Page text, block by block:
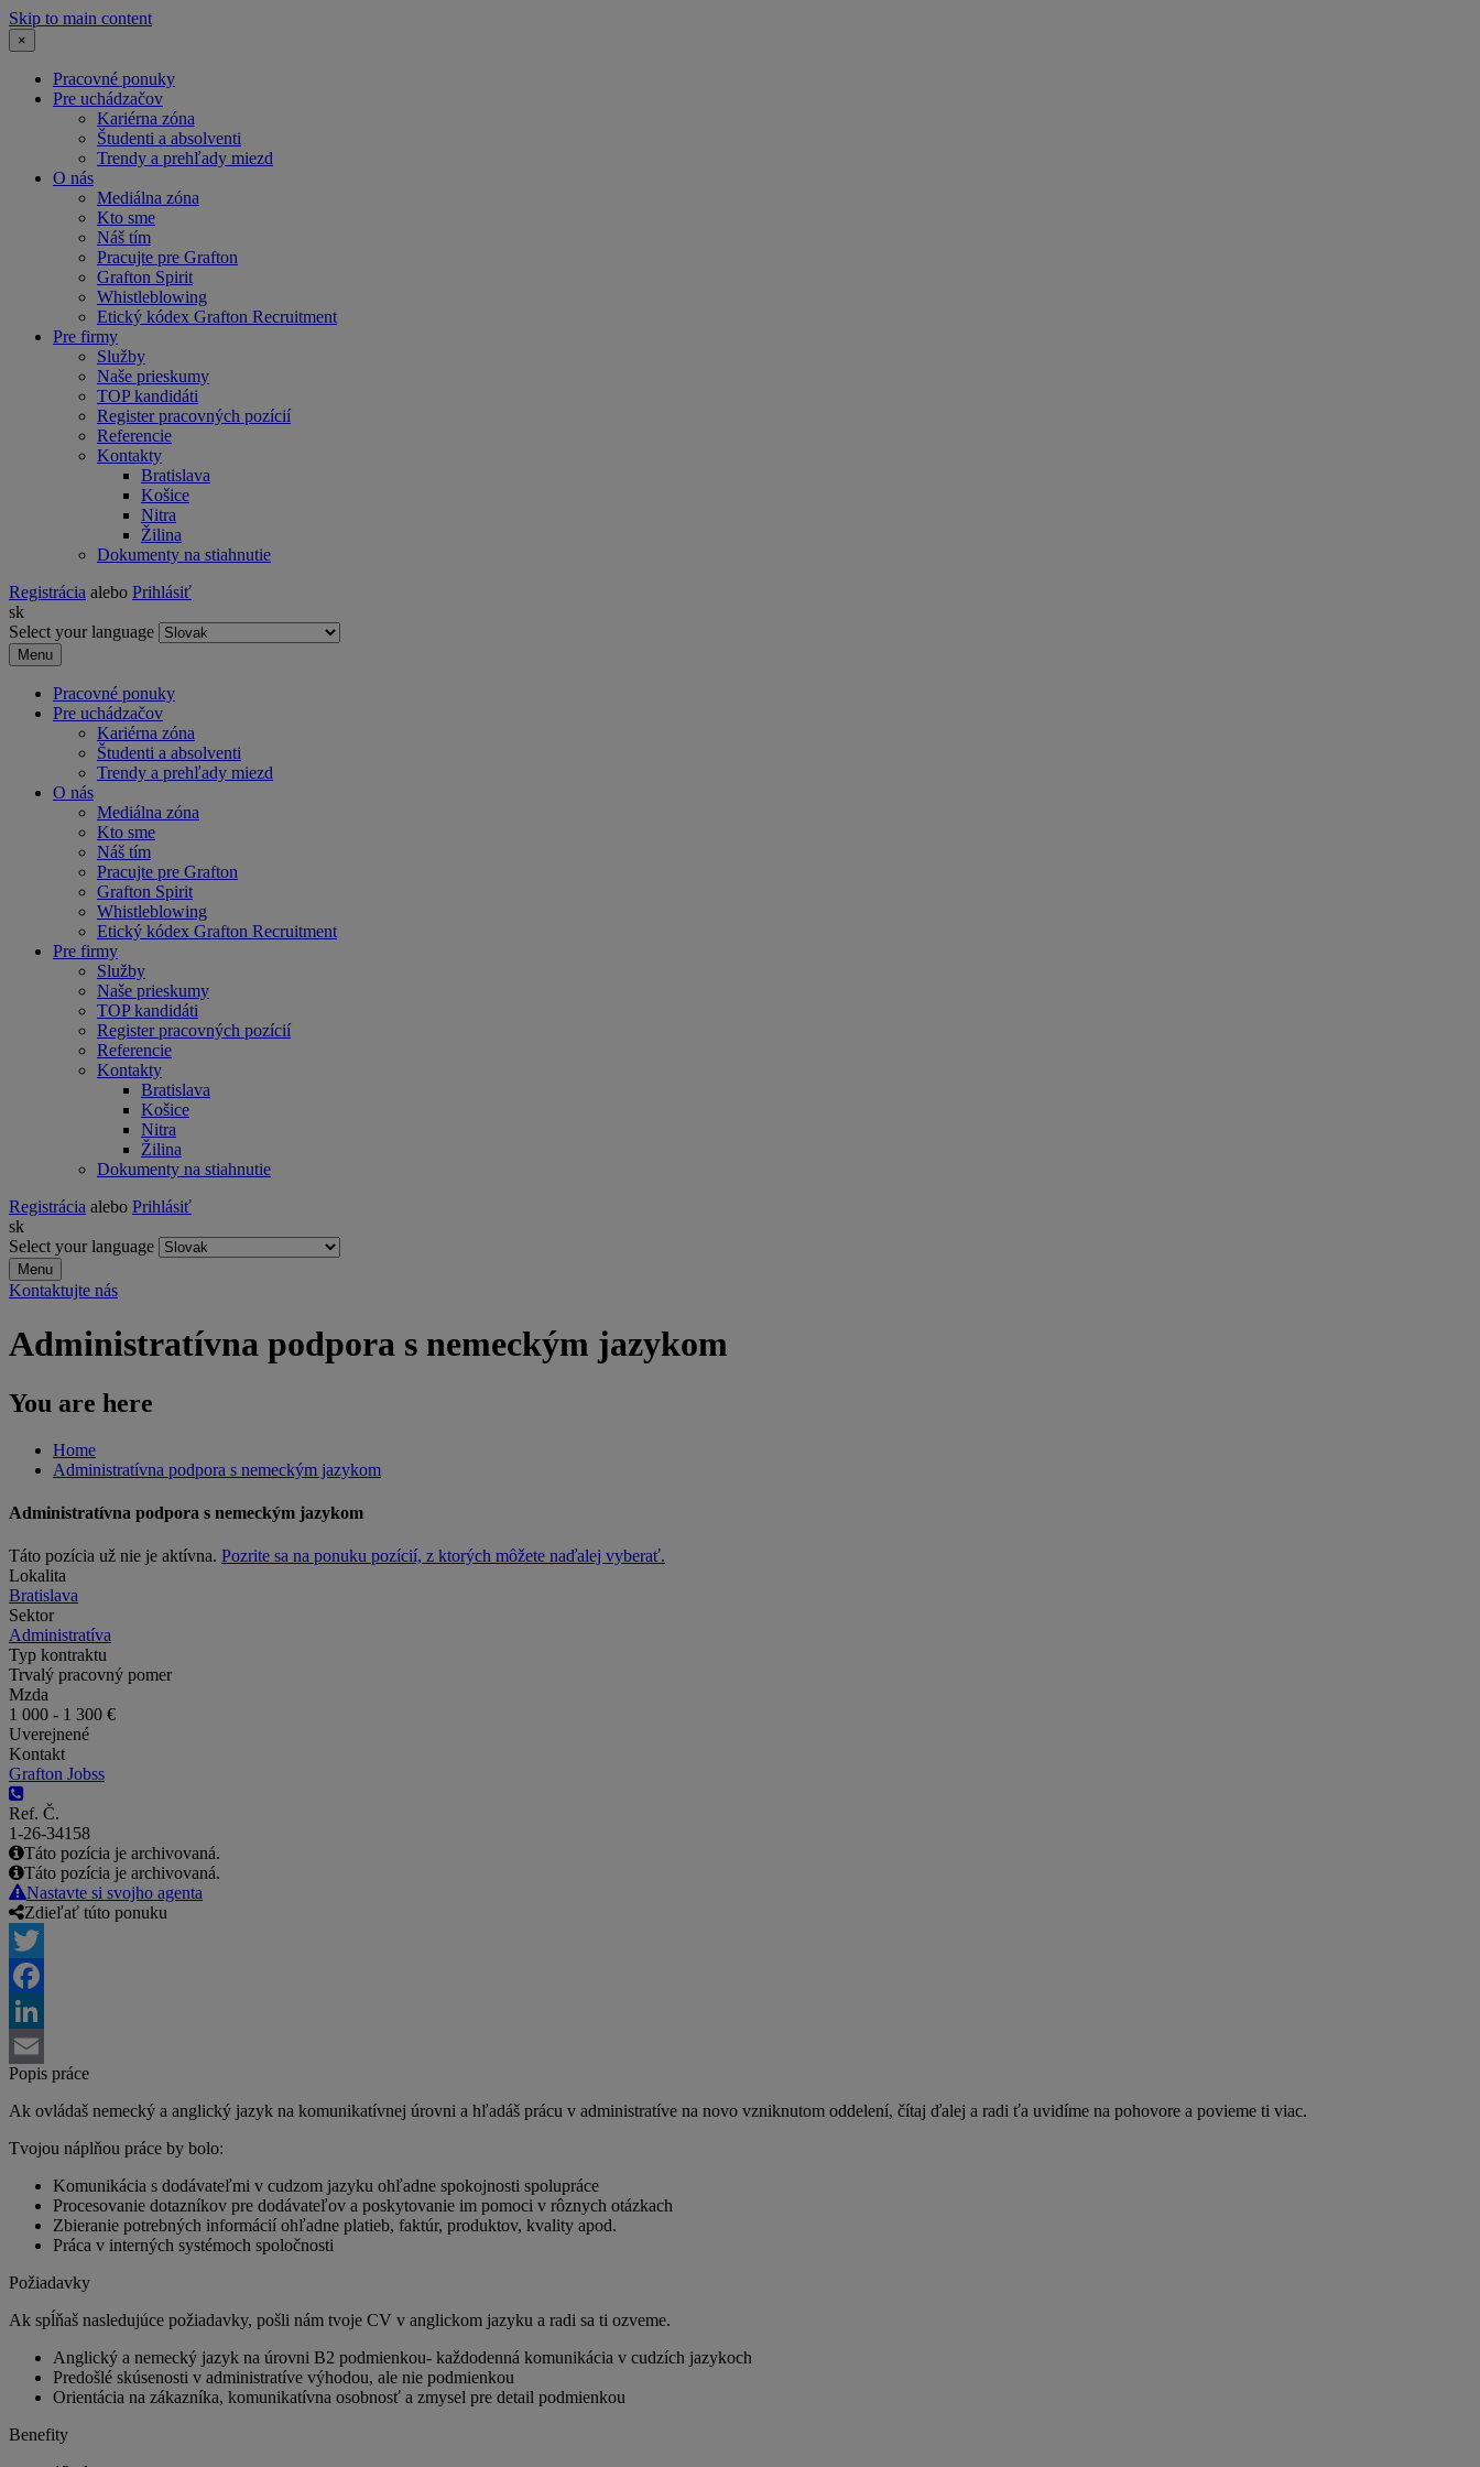
Skip to main content
×
Pracovné ponuky
Pre uchádzačov
Kariérna zóna
Študenti a absolventi
Trendy a prehľady miezd
O nás
Mediálna zóna
Kto sme
Náš tím
Pracujte pre Grafton
Grafton Spirit
Whistleblowing
Etický kódex Grafton Recruitment
Pre firmy
Služby
Naše prieskumy
TOP kandidáti
Register pracovných pozícií
Referencie
Kontakty
Bratislava
Košice
Nitra
Žilina
Dokumenty na stiahnutie
Registrácia alebo Prihlásiť
sk
Select your language
Menu
Pracovné ponuky
Pre uchádzačov
Kariérna zóna
Študenti a absolventi
Trendy a prehľady miezd
O nás
Mediálna zóna
Kto sme
Náš tím
Pracujte pre Grafton
Grafton Spirit
Whistleblowing
Etický kódex Grafton Recruitment
Pre firmy
Služby
Naše prieskumy
TOP kandidáti
Register pracovných pozícií
Referencie
Kontakty
Bratislava
Košice
Nitra
Žilina
Dokumenty na stiahnutie
Registrácia alebo Prihlásiť
sk
Select your language
Menu
Kontaktujte nás
Administratívna podpora s nemeckým jazykom
You are here
Home
Administratívna podpora s nemeckým jazykom
Administratívna podpora s nemeckým jazykom
Táto pozícia už nie je aktívna. Pozrite sa na ponuku pozícií, z ktorých môžete naďalej vyberať.
Lokalita
Bratislava
Sektor
Administratíva
Typ kontraktu
Trvalý pracovný pomer
Mzda
1 000 - 1 300 €
Uverejnené
Kontakt
Grafton Jobss
Ref. Č.
1-26-34158
Táto pozícia je archivovaná.
Táto pozícia je archivovaná.
Nastavte si svojho agenta
Zdieľať túto ponuku
Twitter
Facebook
LinkedIn
Email
Popis práce
Ak ovládaš nemecký a anglický jazyk na komunikatívnej úrovni a hľadáš prácu v administratíve na novo vzniknutom oddelení, čítaj ďalej a radi ťa uvidíme na pohovore a povieme ti viac.
Tvojou náplňou práce by bolo:
Komunikácia s dodávateľmi v cudzom jazyku ohľadne spokojnosti spolupráce
Procesovanie dotazníkov pre dodávateľov a poskytovanie im pomoci v rôznych otázkach
Zbieranie potrebných informácií ohľadne platieb, faktúr, produktov, kvality apod.
Práca v interných systémoch spoločnosti
Požiadavky
Ak spĺňaš nasledujúce požiadavky, pošli nám tvoje CV v anglickom jazyku a radi sa ti ozveme.
Anglický a nemecký jazyk na úrovni B2 podmienkou- každodenná komunikácia v cudzích jazykoch
Predošlé skúsenosti v administratíve výhodou, ale nie podmienkou
Orientácia na zákazníka, komunikatívna osobnosť a zmysel pre detail podmienkou
Benefity